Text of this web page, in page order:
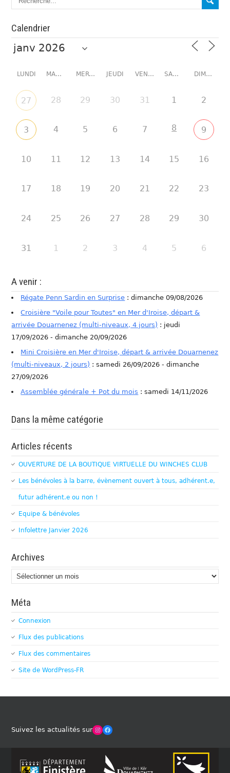
Calendrier
LUNDI MARDI MERCREDI JEUDI VENDREDI SAMEDI DIMANCHE
27 28 29 30 31 1 2
3 4 5 6 7 8 9
10 11 12 13 14 15 16
17 18 19 20 21 22 23
24 25 26 27 28 29 30
31 1 2 3 4 5 6
A venir :
Régate Penn Sardin en Surprise : dimanche 09/08/2026
Croisière "Voile pour Toutes" en Mer d'Iroise, départ &
arrivée Douarnenez (multi-niveaux, 4 jours) : jeudi
17/09/2026 - dimanche 20/09/2026
Mini Croisière en Mer d'Iroise, départ & arrivée Douarnenez
(multi-niveaux, 2 jours) : samedi 26/09/2026 - dimanche
27/09/2026
Assemblée générale + Pot du mois : samedi 14/11/2026
Dans la même catégorie
Articles récents
OUVERTURE DE LA BOUTIQUE VIRTUELLE DU WINCHES CLUB
Les bénévoles à la barre, évènement ouvert à tous, adhérent.e,
futur adhérent.e ou non !
Equipe & bénévoles
Infolettre Janvier 2026
Archives
Archives
Méta
Connexion
Flux des publications
Flux des commentaires
Site de WordPress-FR
Suivez les actualités surWinches Club OfficielFacebook